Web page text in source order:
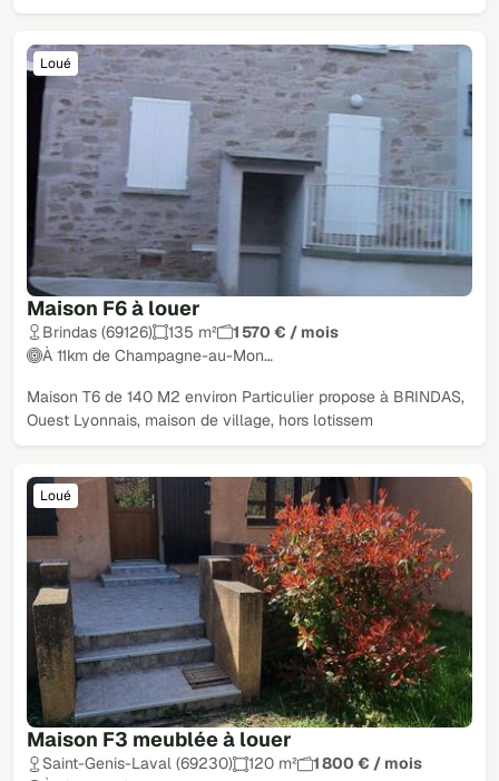
Maison F6 à louer
Loué
Brindas (69126) 135 m²
1 570 € / mois
À 11km de Champagne-au-Mon…
Maison T6 de 140 M2 environ Particulier propose à BRINDAS,
Ouest Lyonnais, maison de village, hors lotissem
Maison F3 meublée à louer
Loué
Saint-Genis-Laval (69230) 120 m²
1 800 € / mois